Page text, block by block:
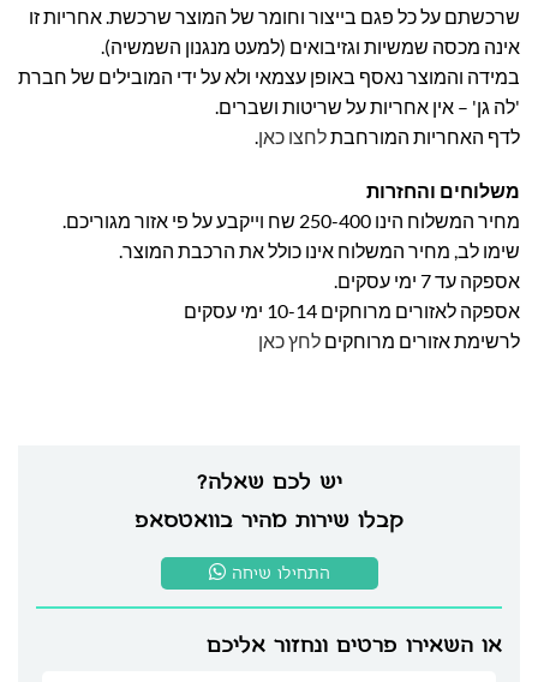
יש לכם שאלה?
קבלו שירות מהיר בוואטסאפ
התחילו שיחה
או השאירו פרטים ונחזור אליכם
שרכשתם על כל פגם בייצור וחומר של המוצר שרכשת. אחריות זו
אינה מכסה שמשיות וגזיבואים (למעט מנגנון השמשיה).
במידה והמוצר נאסף באופן עצמאי ולא על ידי המובילים של חברת
'לה גן' – אין אחריות על שריטות ושברים.
לדף האחריות המורחבתלחצו כאן.
משלוחים והחזרות
מחיר המשלוח הינו 250-400 שח וייקבע על פי אזור מגוריכם.
שימו לב, מחיר המשלוח אינו כולל את הרכבת המוצר.
אספקה עד 7 ימי עסקים.
אספקה לאזורים מרוחקים 10-14 ימי עסקים
לרשימת אזורים מרוחקים לחץ כאן